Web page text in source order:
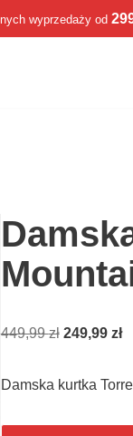
wyprzedaży od
449,99zł 249,99 zł
Damska kurtka